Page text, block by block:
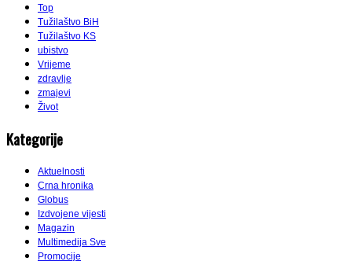
Top
Tužilaštvo BiH
Tužilaštvo KS
ubistvo
Vrijeme
zdravlje
zmajevi
Život
Kategorije
Aktuelnosti
Crna hronika
Globus
Izdvojene vijesti
Magazin
Multimedija Sve
Promocije